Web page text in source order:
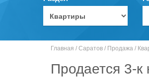
Главная / Саратов / Продажа /
Продается 3-